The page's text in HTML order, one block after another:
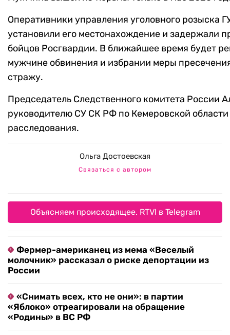
Оперативники управления уголовного розыска
установили его местонахождение и задержали
бойцов Росгвардии. В ближайшее время будет
мужчине обвинения и избрании меры
стражу.
Председатель Следственного комитета России
руководителю СУ СК РФ по Кемеровской
расследования.
Ольга Достоевская
Связаться с автором
Объясняем происходящее. RTVI в Telegram
Фермер-американец из мема «Веселый
молочник» рассказал о риске депортации из
России
«Снимать всех, кто не они»: в партии
«Яблоко» отреагировали на обращение
«Родины» в ВС РФ